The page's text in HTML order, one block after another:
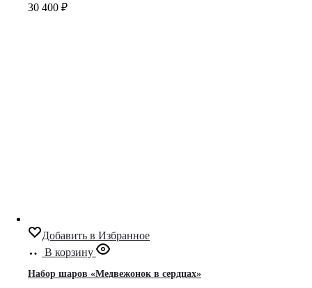
30 400 ₽
Добавить в Избранное
В корзину
Набор шаров «Медвежонок в сердцах»